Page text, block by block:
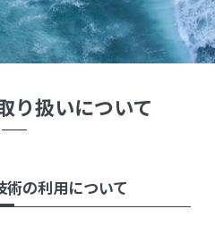
り扱いについて
の利用について